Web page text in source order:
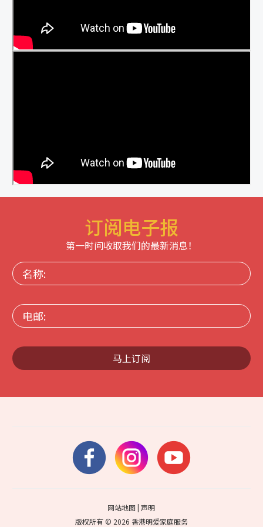
订阅电子报
第一时间收取我们的最新消息！
名
称:
电
邮:
马上订阅
网站地图 |声明
版权所有 © 2026 香港明爱家庭服务